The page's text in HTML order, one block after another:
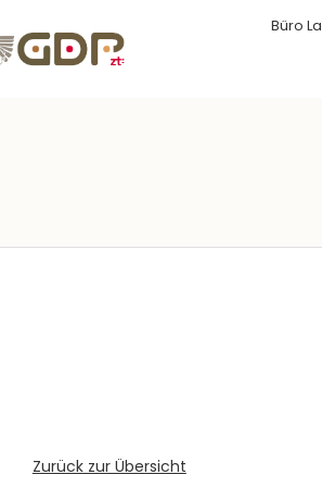
Büro
Zurück zur Übersicht